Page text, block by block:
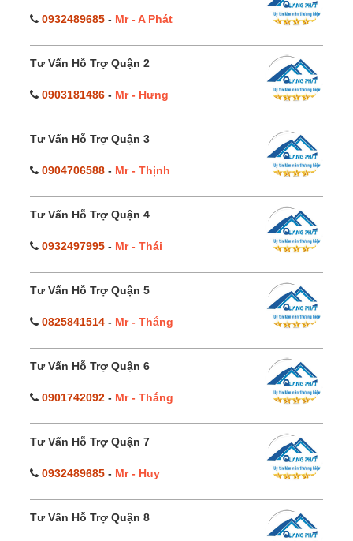
0932489685 - Mr - A Phát
Tư Vấn Hỗ Trợ Quận 2
0903181486 - Mr - Hưng
Tư Vấn Hỗ Trợ Quận 3
0904706588 - Mr - Thịnh
Tư Vấn Hỗ Trợ Quận 4
0932497995 - Mr - Thái
Tư Vấn Hỗ Trợ Quận 5
0825841514 - Mr - Thắng
Tư Vấn Hỗ Trợ Quận 6
0901742092 - Mr - Thắng
Tư Vấn Hỗ Trợ Quận 7
0932489685 - Mr - Huy
Tư Vấn Hỗ Trợ Quận 8